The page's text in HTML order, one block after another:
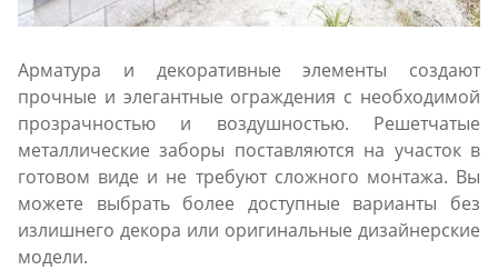
Арматура и декоративные элементы создают
прочные и элегантные ограждения с необходимой
прозрачностью и воздушностью. Решетчатые
металлические заборы поставляются на участок в
готовом виде и не требуют сложного монтажа. Вы
можете выбрать более доступные варианты без
излишнего декора или оригинальные дизайнерские
модели.